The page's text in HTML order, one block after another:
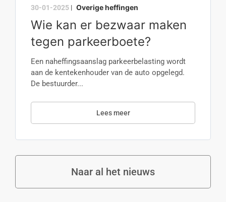
30-01-2025 | Overige heffingen
Wie kan er bezwaar maken
tegen parkeerboete?
Een naheffingsaanslag parkeerbelasting wordt
aan de kentekenhouder van de auto opgelegd.
De bestuurder...
Lees meer
Naar al het nieuws